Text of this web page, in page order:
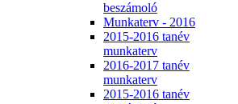
beszámoló
Munkaterv - 2016
2015-2016 tanév
munkaterv
2016-2017 tanév
munkaterv
2015-2016 tanév